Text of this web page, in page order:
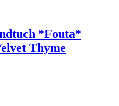
*Fouta*
Thyme